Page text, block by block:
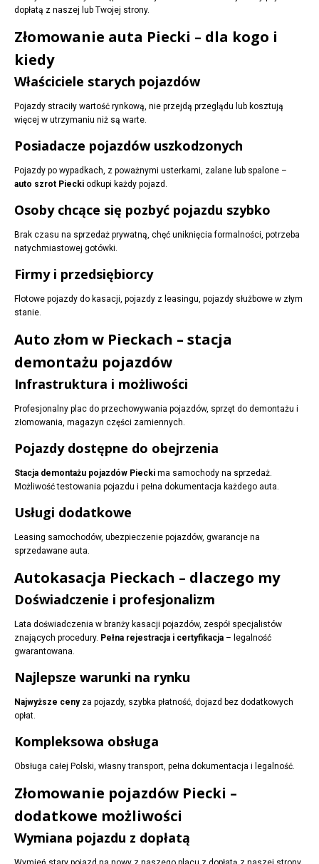
dopłatą z naszej lub Twojej strony.
Złomowanie auta Piecki – dla kogo i
kiedy
Właściciele starych pojazdów
Pojazdy straciły wartość rynkową, nie przejdą przeglądu lub kosztują
więcej w utrzymaniu niż są warte.
Posiadacze pojazdów uszkodzonych
Pojazdy po wypadkach, z poważnymi usterkami, zalane lub spalone –
auto szrot Piecki odkupi każdy pojazd.
Osoby chcące się pozbyć pojazdu szybko
Brak czasu na sprzedaż prywatną, chęć uniknięcia formalności, potrzeba
natychmiastowej gotówki.
Firmy i przedsiębiorcy
Flotowe pojazdy do kasacji, pojazdy z leasingu, pojazdy służbowe w złym
stanie.
Auto złom w Pieckach – stacja
demontażu pojazdów
Infrastruktura i możliwości
Profesjonalny plac do przechowywania pojazdów, sprzęt do demontażu i
złomowania, magazyn części zamiennych.
Pojazdy dostępne do obejrzenia
Stacja demontażu pojazdów Piecki ma samochody na sprzedaż.
Możliwość testowania pojazdu i pełna dokumentacja każdego auta.
Usługi dodatkowe
Leasing samochodów, ubezpieczenie pojazdów, gwarancje na
sprzedawane auta.
Autokasacja Pieckach – dlaczego my
Doświadczenie i profesjonalizm
Lata doświadczenia w branży kasacji pojazdów, zespół specjalistów
znających procedury. Pełna rejestracja i certyfikacja – legalność
gwarantowana.
Najlepsze warunki na rynku
Najwyższe cenyza pojazdy, szybka płatność, dojazd bez dodatkowych
opłat.
Kompleksowa obsługa
Obsługa całej Polski, własny transport, pełna dokumentacja i legalność.
Złomowanie pojazdów Piecki –
dodatkowe możliwości
Wymiana pojazdu z dopłatą